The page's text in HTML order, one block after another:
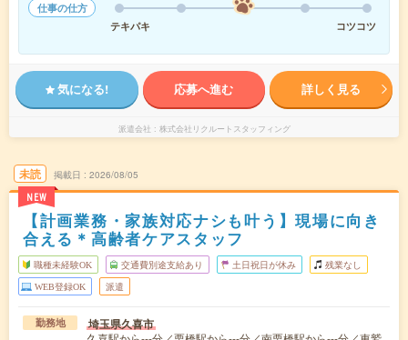
仕事の仕方
テキパキ
コツコツ
気になる! 応募へ進む 詳しく見る
派遣会社 株式会社リクルートスタッフィング
未読
NEW
掲載日 2026/08/05
【計画業務・家族対応ナシも叶う】現場に向き
合える＊高齢者ケアスタッフ
職種未経験OK 交通費別途支給あり 土日祝日が休み 残業なし
WEB登録OK 派遣
勤務地 埼玉県久喜市